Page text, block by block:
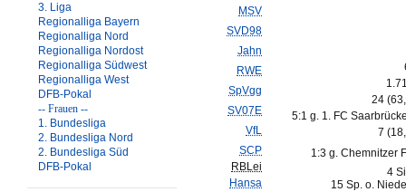
3. Liga
Regionalliga Bayern
Regionalliga Nord
Regionalliga Nordost
Regionalliga Südwest
Regionalliga West
DFB-Pokal
-- Frauen --
1. Bundesliga
2. Bundesliga Nord
2. Bundesliga Süd
DFB-Pokal
MSV
SVD98
Jahn
RWE
SpVgg
SV07E
VfL
SCP
RBLei
Hansa
24
5:1 g. 1. FC
7
1:3 g. Chemnitzer
4
15 Sp. o.